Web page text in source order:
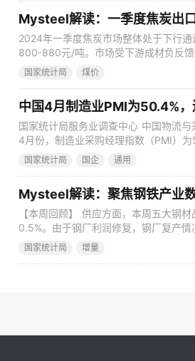
Mysteel解读：一季度焦炭出
2024年一季度焦炭市场整体处于下行
800-880元/吨。市场受下游成材负反
预期，季度末虽有部分高炉复产，但铁
国家统计局 煤价
中国4月制造业PMI为50.4%，
国家统计局服务业调查中心 中国物流
4月份，制造业采购经理指数（PMI）
扩张区间，制造业继续保持恢复发展
国家统计局 国企 通用
【本周回顾】 供应方面，本周五大钢
0.5%。由于钢厂利润修复，钢厂复产
产量增加；本周五大钢材总库存
国家统计局 增量